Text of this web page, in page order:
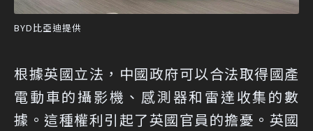
BYD比亞迪提供
根據英國立法，中國政府可以合法取得國產
電動車的攝影機、感測器和雷達收集的數
據。這種權利引起了英國官員的擔憂。英國